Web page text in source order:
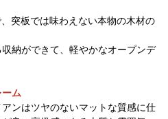
突板では味わえない本物の木材の
納ができて、軽やかなオープンデ
ム
ンはツヤのないマットな質感に仕